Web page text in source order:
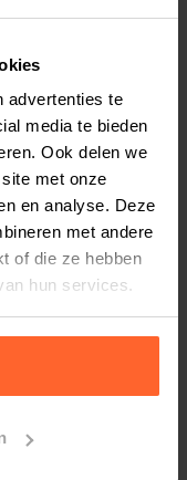
advertenties te
media te bieden
Ook delen we
met onze
en analyse. Deze
met andere
of die ze hebben
hun services.
6 weken
Elke
12 weken